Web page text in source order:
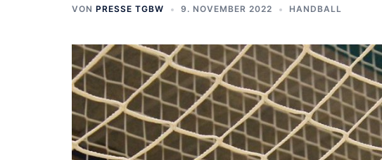
VON PRESSE TGBW 9. NOVEMBER 2022 HANDBALL